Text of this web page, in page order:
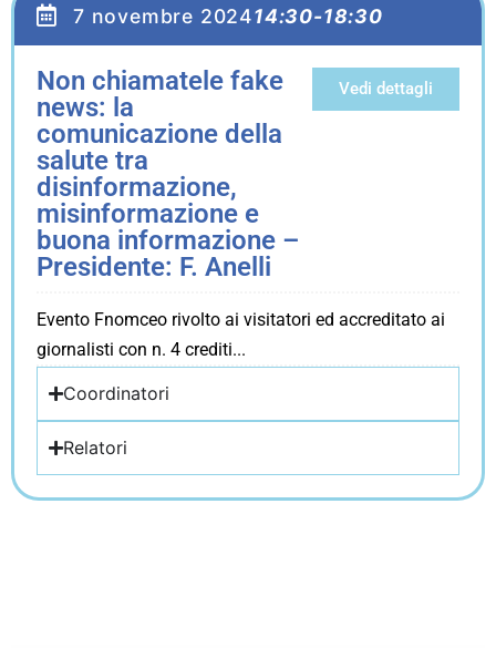
7 novembre 202414:30-18:30
Non chiamatele fake
news: la
comunicazione della
salute tra
disinformazione,
misinformazione e
buona informazione –
Presidente: F. Anelli
Vedi dettagli
Evento Fnomceo rivolto ai visitatori ed accreditato ai
giornalisti con n. 4 crediti
Coordinatori
Relatori